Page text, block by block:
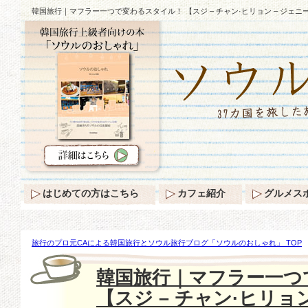
韓国旅行｜マフラー一つで変わるスタイル！ 【スジ – チャン·ヒリョン – ジェニ
旅行のプロ元CAによる韓国旅行とソウル旅行ブログ「ソウルのおしゃれ」 TOP
一つで変わるスタイル！ 【スジ – チャン·ヒリョン – ジェニー】のように♪
韓国旅行｜マフラー一
【スジ – チャン·ヒリ
はじめての方はこちら カフェ紹介 グルメス